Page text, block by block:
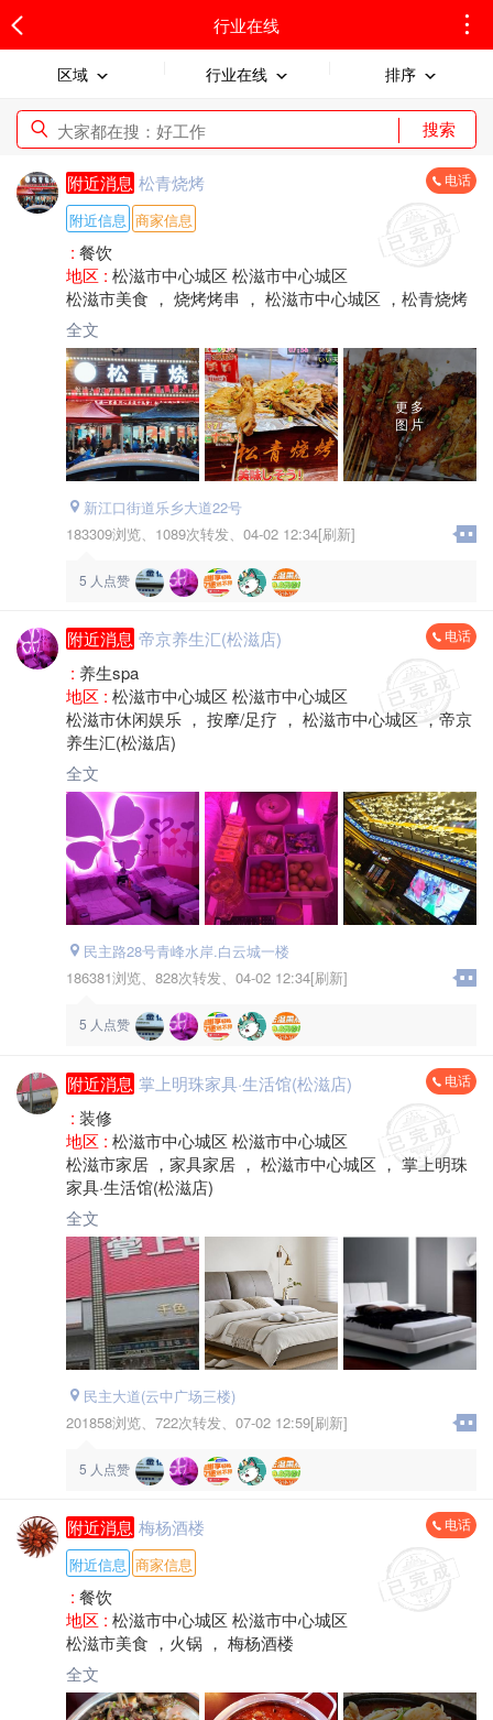
行业在线
区域 行业在线 排序
搜索
附近消息 松青烧烤 电话
附近信息 商家信息
: 餐饮
地区 : 松滋市中心城区 松滋市中心城区
松滋市美食 ， 烧烤烤串 ， 松滋市中心城区 ，松青烧烤
全文
更多
图片
新江口街道乐乡大道22号
183309浏览、 1089次转发、 04-02 12:34[刷新]
5 人点赞
附近消息 帝京养生汇(松滋店) 电话
: 养生spa
地区 : 松滋市中心城区 松滋市中心城区
松滋市休闲娱乐 ， 按摩/足疗 ， 松滋市中心城区 ，帝京
养生汇(松滋店)
全文
民主路28号青峰水岸.白云城一楼
186381浏览、 828次转发、 04-02 12:34[刷新]
5 人点赞
附近消息 掌上明珠家具·生活馆(松滋店) 电话
: 装修
地区 : 松滋市中心城区 松滋市中心城区
松滋市家居 ，家具家居 ， 松滋市中心城区 ， 掌上明珠
家具·生活馆(松滋店)
全文
民主大道(云中广场三楼)
201858浏览、 722次转发、 07-02 12:59[刷新]
5 人点赞
附近消息 梅杨酒楼 电话
附近信息 商家信息
: 餐饮
地区 : 松滋市中心城区 松滋市中心城区
松滋市美食 ，火锅 ， 梅杨酒楼
全文